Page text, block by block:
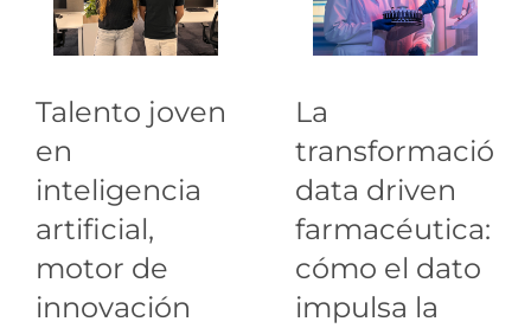
Talento joven
en
inteligencia
artificial,
motor de
innovación
La
transformación
data driven
farmacéutica:
cómo el dato
impulsa la